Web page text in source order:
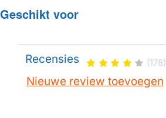
Geschikt voor
Recensies (178)
Nieuwe review toevoegen